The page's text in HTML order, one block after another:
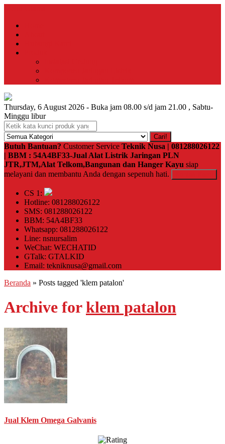
Thursday, 6 August 2026 - Buka jam 08.00 s/d jam 21.00 , Sabtu-
Minggu libur
Cari!
Butuh Bantuan? Customer Service Teknik Nusa | 081288026122
| BBM : 54A4BF33-Jual Alat Listrik Jaringan PLN
JTR,JTM,Alat Telkom,Bangunan dan Hanger Kayu siap
melayani dan membantu Anda dengan sepenuh hati.
CS 1:
Hotline: 081288026122
SMS: 081288026122
BBM: 54A4BF33
Whatsapp: 081288026122
Line: nsnursalim
WeChat: WECHATID
GTalk: GTALKID
Email: tekniknusa@gmail.com
Beranda » Posts tagged 'klem patalon'
Archive forklem patalon
Jual Klem Omega Galvanis